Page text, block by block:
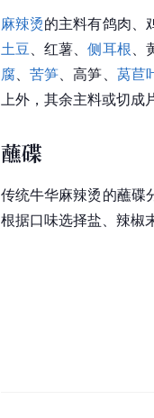
麻辣烫的主料有鸽肉、
土豆、红薯、侧耳根、
腐、苦笋、高笋、 莴苣
上外，其余主料或切成
蘸碟
传统牛华麻辣烫的蘸碟
根据口味选择盐、辣椒